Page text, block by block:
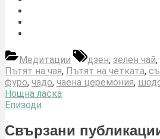
Медитации
Tags:
дзен, зелен чай,
Пътят на чая, Пътят на четката,
фуро, чадо, чаена церемония,
Навигация
Previous
Post:
Нощна ласка
Next
Епизоди
Свързани